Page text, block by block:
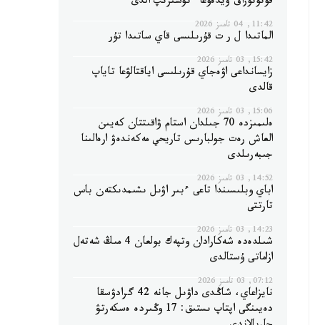
11:42, 04 تامىز 2026
الماتىدا ل ر ت قۇرىلىسى قاي ساتىدا تۇر
15:42, 03 تامىز 2026
زايسانداعى اۋەجاي قۇرىلىسى اياقتالۋعا تاياپ
قالدى
15:06, 03 تامىز 2026
ەلىمىزدە 70 جىلدان استام ۋاقىتتان كەيىن
العاش رەت جولبارىس تاريحي مەكەندەۋ ارەالىنا
جىبەرىلدى
14:52, 03 تامىز 2026
اباي وبلىسىندا تاعى ءبىر اۋىل ىشىمدىكتەن باس
تارتتى
14:23, 03 تامىز 2026
شىلدەدە شەكارادان وتپەك بولعان 4 مىڭ شەتەل
ازاماتى ۇستالدى
07:12, 03 تامىز 2026
نايزاعاي، شاڭدى داۋىل جانە 42 گرادۋسقا
دەيىنگى اپتاپ ىستىق: 17 وڭىردە ەسكەرتۋ